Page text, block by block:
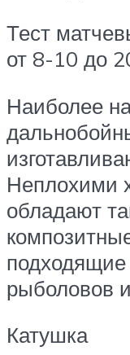
Тест
от 8-10 до
Наиболее
Неплохими
обладают
рыболовов
Катушка